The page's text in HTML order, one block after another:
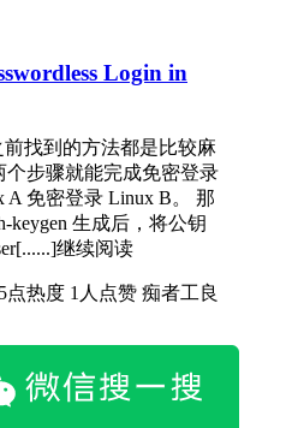
Login in
找到的方法都是比较麻
步骤就能完成免密登录
A 免密登录 Linux B。 那
keygen 生成后，将公钥
继续阅读
点热度 1人点赞 痴者工良